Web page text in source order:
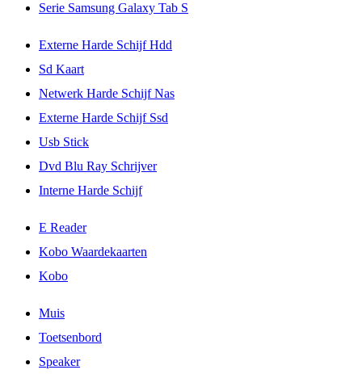
Serie Samsung Galaxy Tab S
Externe Harde Schijf Hdd
Sd Kaart
Netwerk Harde Schijf Nas
Externe Harde Schijf Ssd
Usb Stick
Dvd Blu Ray Schrijver
Interne Harde Schijf
E Reader
Kobo Waardekaarten
Kobo
Muis
Toetsenbord
Speaker